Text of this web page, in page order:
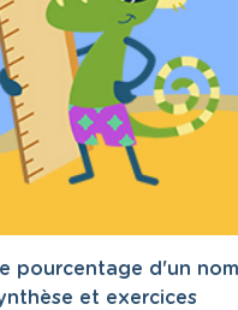
pourcentage d'un
et exercices